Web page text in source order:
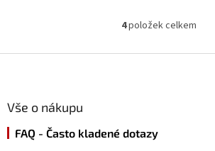
O
l
4položek celkem
Vše o nákupu
FAQ - Často kladené dotazy